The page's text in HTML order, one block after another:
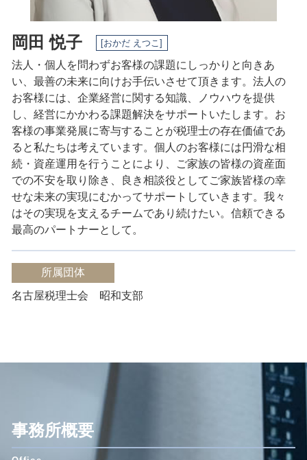
岡田 悦子 [おかだ えつこ]
法人・個人を問わずお客様の課題にしっかりと向きあ
い、最善の未来に向けお手伝いさせて頂きます。法人の
お客様には、企業経営に関する知識、ノウハウを提供
し、経営にかかわる課題解決をサポートいたします。 お
客様の事業発展に寄与することが税理士の存在価値であ
ると私たちは考えています。 個人のお客様には円滑な相
続・資産運用を行うことにより、ご家族の皆様の資産面
での不安を取り除き、良き相談役としてご家族皆様の幸
せな未来の実現にむかってサポートしていきます。 我々
はその実現を支えるチームであり続けたい。 信頼できる
最高のパートナーとして。
所属団体
名古屋税理士会 昭和支部
事務所概要